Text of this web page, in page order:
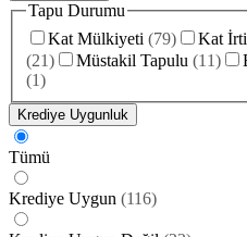
Tapu Durumu
Kat Mülkiyeti (79) Kat
(21) Müstakil Tapulu (11)
(1)
Krediye Uygunluk
Tümü
Krediye Uygun (116)